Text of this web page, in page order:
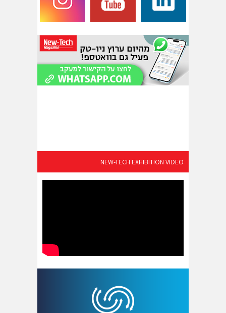
NEW-TECH EXHIBITION VIDEO